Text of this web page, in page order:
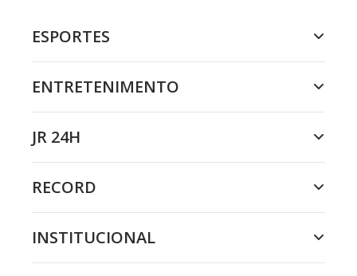
ESPORTES
ENTRETENIMENTO
JR 24H
RECORD
INSTITUCIONAL